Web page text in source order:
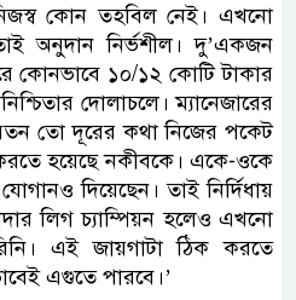
কোন তহবিল নেই। এখনো
অনুদান নির্ভশীল। দু’একজন
কোনভাবে ১০/১২ কোটি টাকার
দোলাচলে। ম্যানেজারের
তো দূরের কথা নিজের পকেট
হয়েছে নকীবকে। একে-ওকে
দিয়েছেন। তাই নির্দিধায়
লিগ চ্যাম্পিয়ন হলেও এখনো
এই জায়গাটা ঠিক করতে
এগুতে পারবে।’